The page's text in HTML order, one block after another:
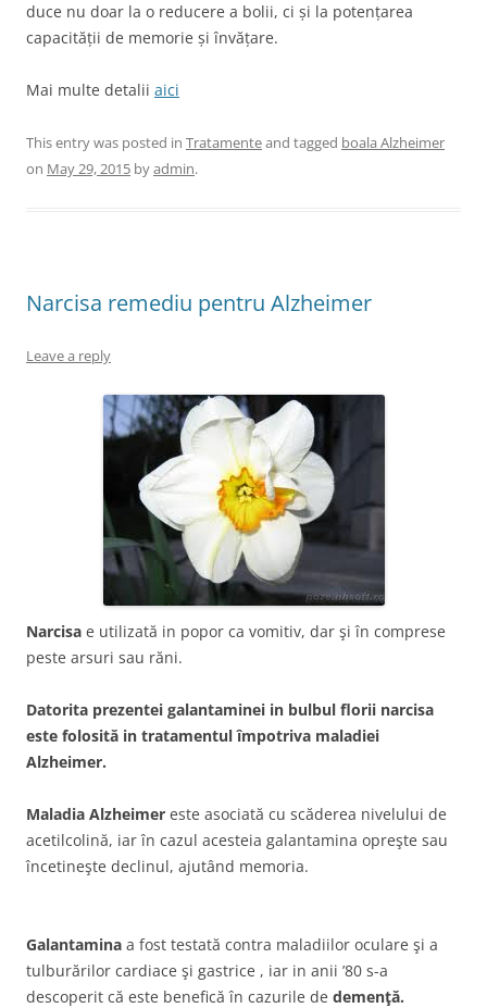
duce nu doar la o reducere a bolii, ci și la potențarea
capacității de memorie și învățare.
Mai multe detalii aici
This entry was posted in Tratamenteand tagged boala Alzheimer
on May 29, 2015 byadmin.
Narcisa remediu pentru Alzheimer
Leave a reply
Narcisa e utilizată in popor ca vomitiv, dar şi în comprese
peste arsuri sau răni.
Datorita prezentei galantaminei in bulbul florii narcisa
este folosită in tratamentul împotriva maladiei
Alzheimer.
Maladia Alzheimer este asociată cu scăderea nivelului de
acetilcolină, iar în cazul acesteia galantamina opreşte sau
încetineşte declinul, ajutând memoria.
Galantamina a fost testată contra maladiilor oculare şi a
tulburărilor cardiace şi gastrice , iar in anii ’80 s-a
descoperit că este benefică în cazurile de demenţă.